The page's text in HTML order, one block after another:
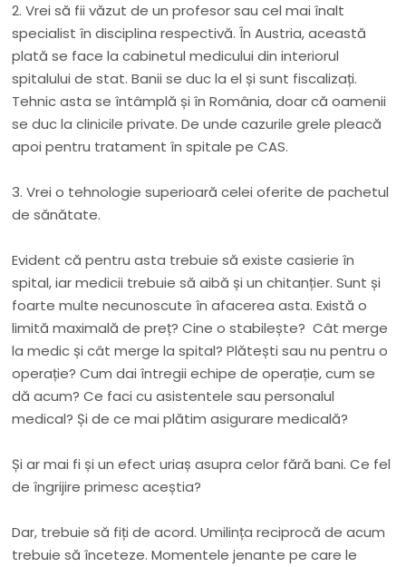
2. Vrei să fii văzut de un profesor sau cel mai înalt
specialist în disciplina respectivă. În Austria, această
plată se face la cabinetul medicului din interiorul
spitalului de stat. Banii se duc la el și sunt fiscalizați.
Tehnic asta se întâmplă și în România, doar că oamenii
se duc la clinicile private. De unde cazurile grele pleacă
apoi pentru tratament în spitale pe CAS.
3. Vrei o tehnologie superioară celei oferite de pachetul
de sănătate.
Evident că pentru asta trebuie să existe casierie în
spital, iar medicii trebuie să aibă și un chitanțier. Sunt și
foarte multe necunoscute în afacerea asta. Există o
limită maximală de preț? Cine o stabilește? Cât merge
la medic și cât merge la spital? Plătești sau nu pentru o
operație? Cum dai întregii echipe de operație, cum se
dă acum? Ce faci cu asistentele sau personalul
medical? Și de ce mai plătim asigurare medicală?
Și ar mai fi și un efect uriaș asupra celor fără bani. Ce fel
de îngrijire primesc aceștia?
Dar, trebuie să fiți de acord. Umilința reciprocă de acum
trebuie să înceteze. Momentele jenante pe care le